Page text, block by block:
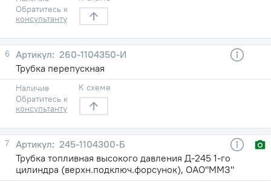
Обратитесь к
консультанту
6
260-1104350-И
Трубка перепускная
Наличие
Обратитесь к
консультанту
К схеме
7
245-1104300-Б
Трубка топливная высокого давления Д-245 1-го
цилиндра (верхн.подключ.форсунок), ОАО"ММЗ"